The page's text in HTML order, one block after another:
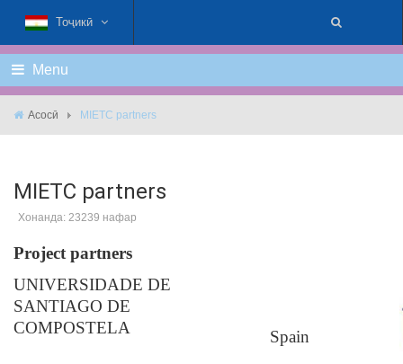
Тоҷикӣ
Menu
Асосӣ MIETC partners
MIETC partners
Хонанда: 23239 нафар
Project partners
UNIVERSIDADE DE
SANTIAGO DE
COMPOSTELA
Spain